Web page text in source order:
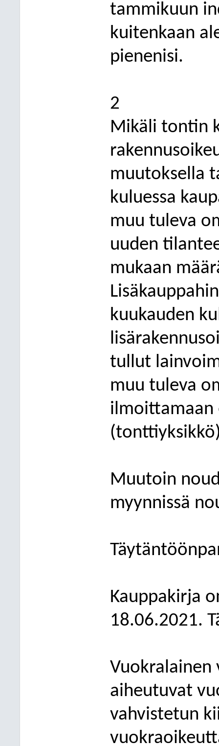
tammikuun
kuitenkaan
pienenisi.
2
Mikäli tontin
muutoksella
kuluessa
muu tuleva
uuden
mukaan
kuukauden
tullut
muu tuleva
ilmoittamaan
Muutoin
myynnissä
Kauppakirja
18.06.2021.
Vuokralainen
aiheutuvat
vahvistetun